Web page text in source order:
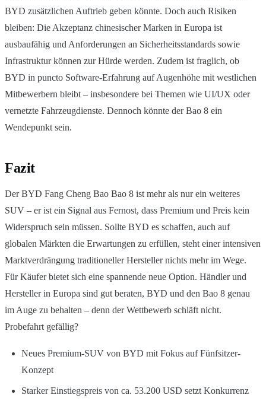
BYD zusätzlichen Auftrieb geben könnte. Doch auch Risiken
bleiben: Die Akzeptanz chinesischer Marken in Europa ist
ausbaufähig und Anforderungen an Sicherheitsstandards sowie
Infrastruktur können zur Hürde werden. Zudem ist fraglich, ob
BYD in puncto Software-Erfahrung auf Augenhöhe mit westlichen
Mitbewerbern bleibt – insbesondere bei Themen wie UI/UX oder
vernetzte Fahrzeugdienste. Dennoch könnte der Bao 8 ein
Wendepunkt sein.
Fazit
Der BYD Fang Cheng Bao Bao 8 ist mehr als nur ein weiteres
SUV – er ist ein Signal aus Fernost, dass Premium und Preis kein
Widerspruch sein müssen. Sollte BYD es schaffen, auch auf
globalen Märkten die Erwartungen zu erfüllen, steht einer intensiven
Marktverdrängung traditioneller Hersteller nichts mehr im Wege.
Für Käufer bietet sich eine spannende neue Option. Händler und
Hersteller in Europa sind gut beraten, BYD und den Bao 8 genau
im Auge zu behalten – denn der Wettbewerb schläft nicht.
Probefahrt gefällig?
Neues Premium-SUV von BYD mit Fokus auf Fünfsitzer-
Konzept
Starker Einstiegspreis von ca. 53.200 USD setzt Konkurrenz